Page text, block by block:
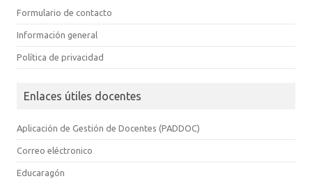
Formulario de contacto
Información general
Política de privacidad
Enlaces útiles docentes
Aplicación de Gestión de Docentes (PADDOC)
Correo eléctronico
Educaragón